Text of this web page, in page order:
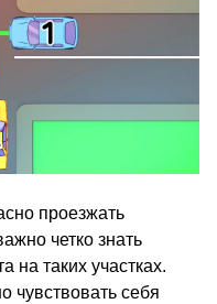
проезжать
четко знать
на таких участках.
чувствовать себя